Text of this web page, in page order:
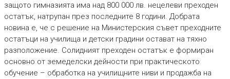
защото гимназията има над 800 000 лв. нецелеви преходен
остатък, натрупан през последните 8 години. Добрата
новина е, че с решение на Министерския съвет преходните
остатъци на училища и детски градини остават на тяхно
разположение. Солидният преходен остатък е формиран
основно от земеделски дейности при практическото
обучение – обработка на училищните ниви и продажба на